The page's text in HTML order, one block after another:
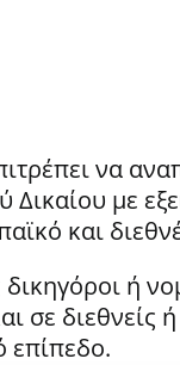
να
Δικαίου με
και
ή
σε
επίπεδο.